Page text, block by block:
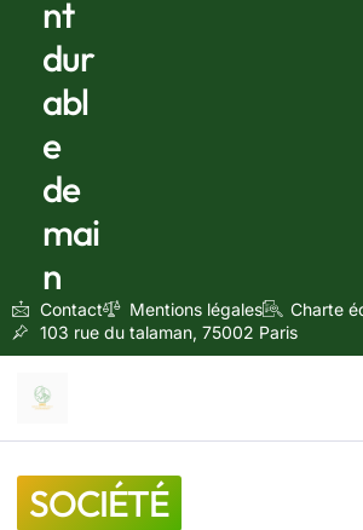
nt
dur
abl
e
de
mai
n
Contact Mentions légales Charte
103 rue du talaman, 75002 Paris
SOCIÉTÉ